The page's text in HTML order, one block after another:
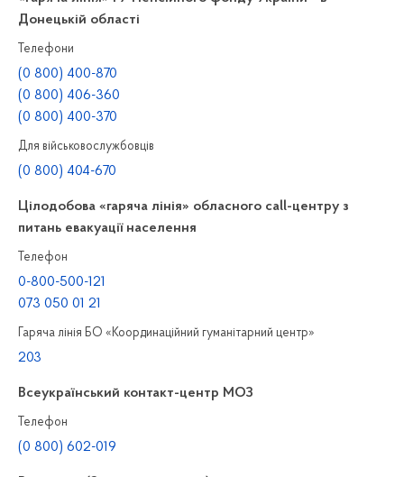
Донецькій області
Телефони
(0 800) 400-870
(0 800) 406-360
(0 800) 400-370
Для військовослужбовців
(0 800) 404-670
Цілодобова «гаряча лінія» обласного call-центру з
питань евакуації населення
Телефон
0-800-500-121
073 050 01 21
Гаряча лінія БО «Координаційний гуманітарний центр»
203
Всеукраїнський контакт-центр МОЗ
Телефон
(0 800) 602-019